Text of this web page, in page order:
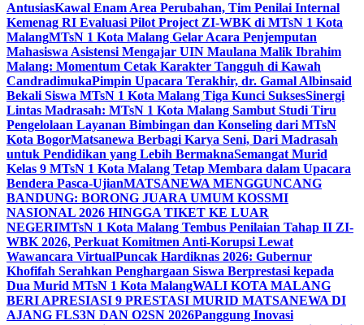
AntusiasKawal Enam Area Perubahan, Tim Penilai Internal
Kemenag RI Evaluasi Pilot Project ZI-WBK di MTsN 1 Kota
MalangMTsN 1 Kota Malang Gelar Acara Penjemputan
Mahasiswa Asistensi Mengajar UIN Maulana Malik Ibrahim
Malang: Momentum Cetak Karakter Tangguh di Kawah
CandradimukaPimpin Upacara Terakhir, dr. Gamal Albinsaid
Bekali Siswa MTsN 1 Kota Malang Tiga Kunci SuksesSinergi
Lintas Madrasah: MTsN 1 Kota Malang Sambut Studi Tiru
Pengelolaan Layanan Bimbingan dan Konseling dari MTsN
Kota BogorMatsanewa Berbagi Karya Seni, Dari Madrasah
untuk Pendidikan yang Lebih BermaknaSemangat Murid
Kelas 9 MTsN 1 Kota Malang Tetap Membara dalam Upacara
Bendera Pasca-UjianMATSANEWA MENGGUNCANG
BANDUNG: BORONG JUARA UMUM KOSSMI
NASIONAL 2026 HINGGA TIKET KE LUAR
NEGERIMTsN 1 Kota Malang Tembus Penilaian Tahap II ZI-
WBK 2026, Perkuat Komitmen Anti-Korupsi Lewat
Wawancara VirtualPuncak Hardiknas 2026: Gubernur
Khofifah Serahkan Penghargaan Siswa Berprestasi kepada
Dua Murid MTsN 1 Kota MalangWALI KOTA MALANG
BERI APRESIASI 9 PRESTASI MURID MATSANEWA DI
AJANG FLS3N DAN O2SN 2026Panggung Inovasi